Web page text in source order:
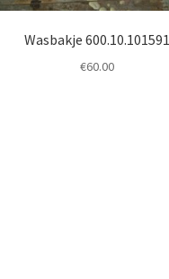
Wasbakje 600.10.101591
€60.00